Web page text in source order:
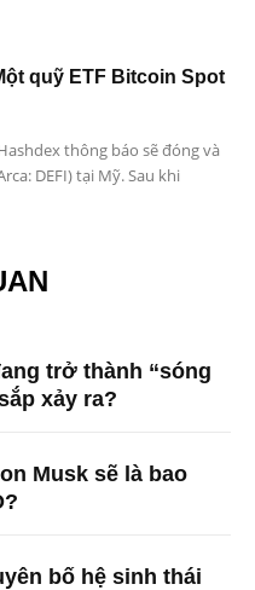
quỹ ETF Bitcoin Spot
thông báo sẽ đóng và
DEFI) tại Mỹ. Sau khi
trở thành “sóng
xảy ra?
Musk sẽ là bao
bố hệ sinh thái